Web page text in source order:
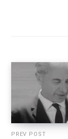
PREV POST